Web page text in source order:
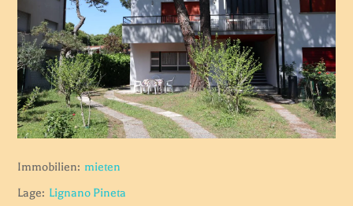
Immobilien: mieten
Lage: Lignano Pineta